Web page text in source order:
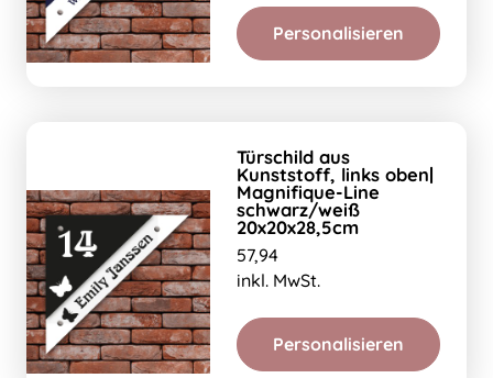
Personalisieren
Türschild aus
Kunststoff, links oben|
Magnifique-Line
schwarz/weiß
20x20x28,5cm
57,94
inkl. MwSt.
Personalisieren